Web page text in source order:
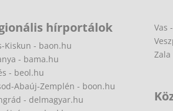
hírportálok
Kiskun - baon.hu
- bama.hu
- beol.hu
Abaúj-Zemplén - boon.hu
- delmagyar.hu
Vas